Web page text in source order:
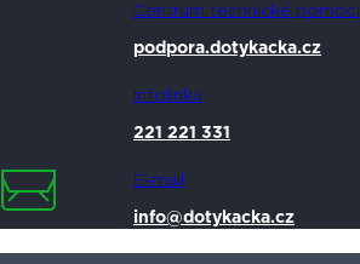
Centrum technické pomoci
podpora.dotykacka.cz
Infolinka
221 221 331
E-mail
info@dotykacka.cz